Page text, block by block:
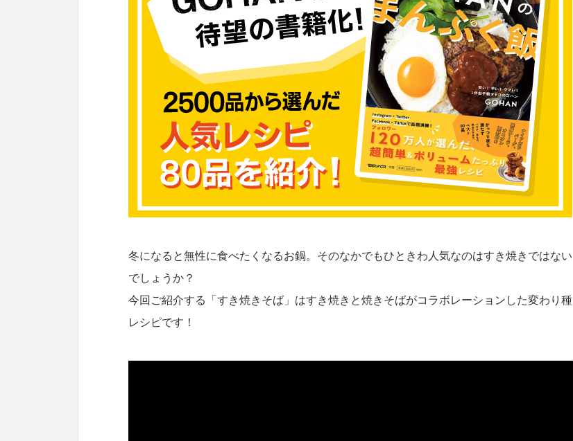
冬になると無性に食べたくなるお鍋。そのなかでもひときわ人気なのはすき焼きではない
でしょうか？
今回ご紹介する「すき焼きそば」はすき焼きと焼きそばがコラボレーションした変わり種
レシピです！